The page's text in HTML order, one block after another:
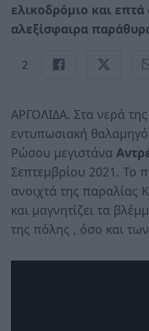
ελικοδρόμιο και
αλεξίσφαιρα
2
ΑΡΓΟΛΙΔΑ. Στα νερά της
εντυπωσιακή
Ρώσου μεγιστάνα
Σεπτεμβρίου 2021. Το
ανοιχτά της
και μαγνητίζει τα
της πόλης , όσο και